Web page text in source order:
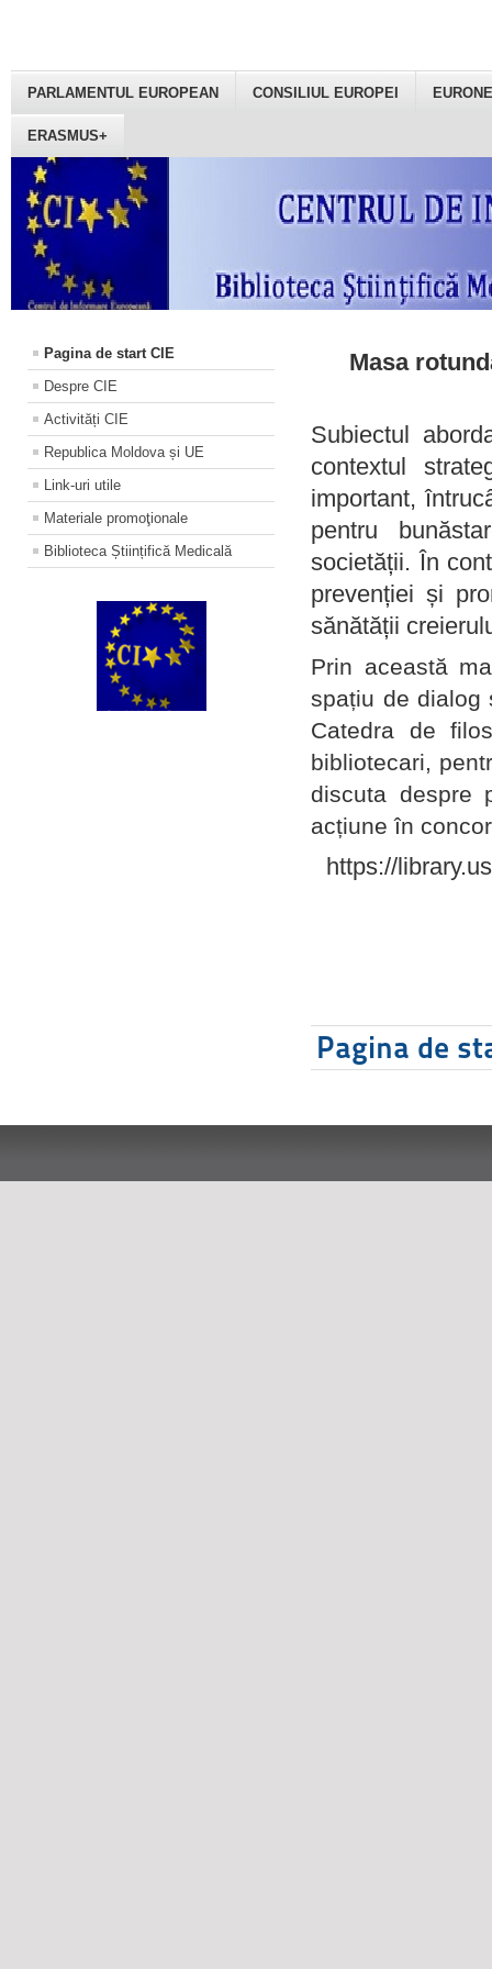
PARLAMENTUL EUROPEAN CONSILIUL EUROPEI
ERASMUS+
Pagina de start CIE
Despre CIE
Activități CIE
Republica Moldova și UE
Link-uri utile
Materiale promoţionale
Biblioteca Științifică Medicală
Masa
Subiectul
contextul
important,
pentru
societății. În
prevenției și
sănătății
Prin această
spațiu de dialog
Catedra de
bibliotecari,
discuta despre
acțiune în
https://
Pagina de